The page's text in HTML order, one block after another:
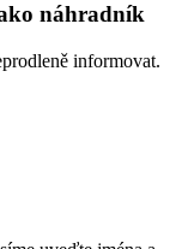
náhradník
informovat.